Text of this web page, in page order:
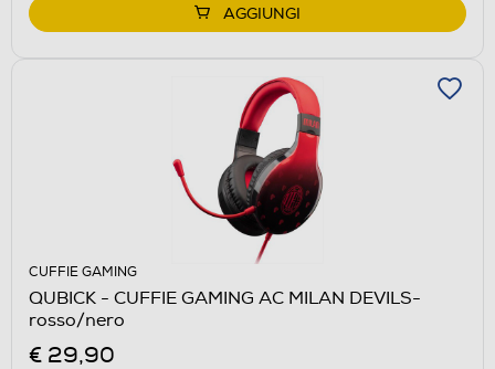
AGGIUNGI
CUFFIE GAMING
QUBICK - CUFFIE GAMING AC MILAN DEVILS-
rosso/nero
€ 29,90